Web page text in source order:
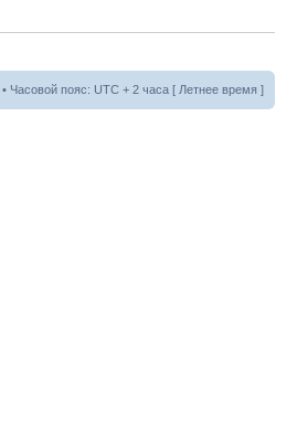
• Часовой пояс: UTC + 2 часа [ Летнее время ]